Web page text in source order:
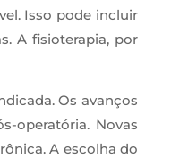
Isso pode incluir
A fisioterapia, por
Os avanços
operatória. Novas
A escolha do